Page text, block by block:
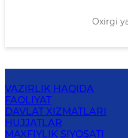
Oxirgi
VAZIRLIK HAQIDA
FAOLIYAT
DAVLAT XIZMATLARI
HUJJATLAR
MAXFIYLIK SIYOSATI